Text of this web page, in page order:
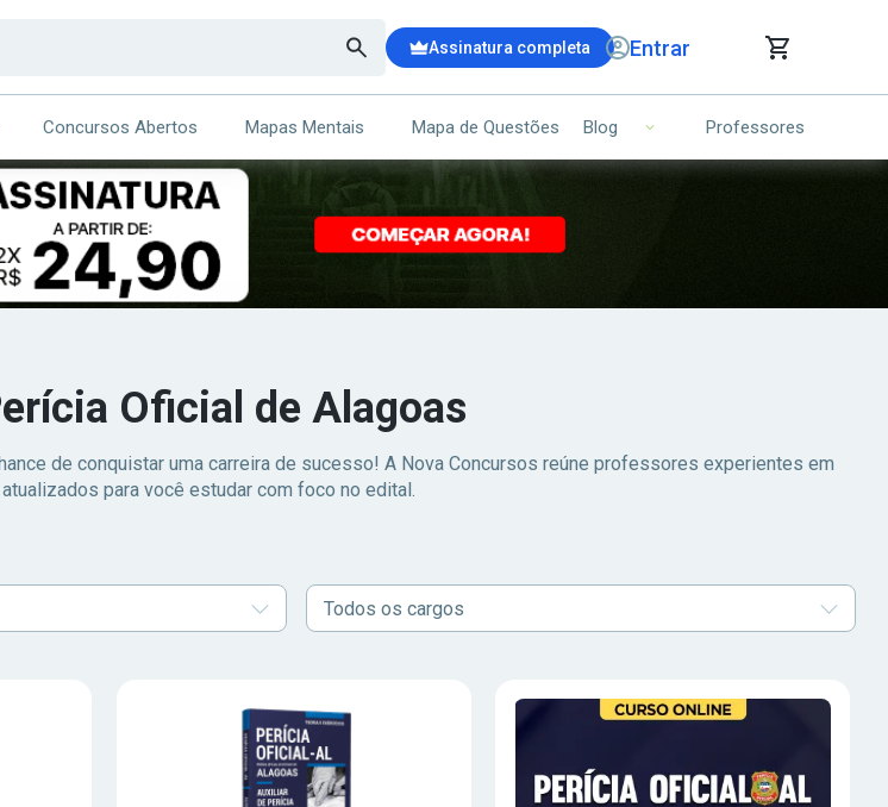
Assinatura completa Entrar
CARRINHO DE COMPRAS
ITENS (00)
Ops!
Seu carrinho ainda está vazio.
Concursos Abertos Mapas Mentais Mapa de Questões Blog Professores
Oficial de Alagoas
de conquistar uma carreira de sucesso! A Nova Concursos reúne professores experientes em
para você estudar com foco no edital.
Todos os cargos